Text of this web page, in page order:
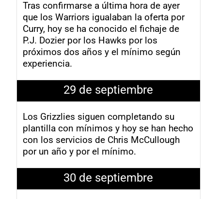
Tras confirmarse a última hora de ayer
que los Warriors igualaban la oferta por
Curry, hoy se ha conocido el fichaje de
P.J. Dozier por los Hawks por los
próximos dos años y el mínimo según
experiencia.
29 de septiembre
Los Grizzlies siguen completando su
plantilla con mínimos y hoy se han hecho
con los servicios de Chris McCullough
por un año y por el mínimo.
30 de septiembre